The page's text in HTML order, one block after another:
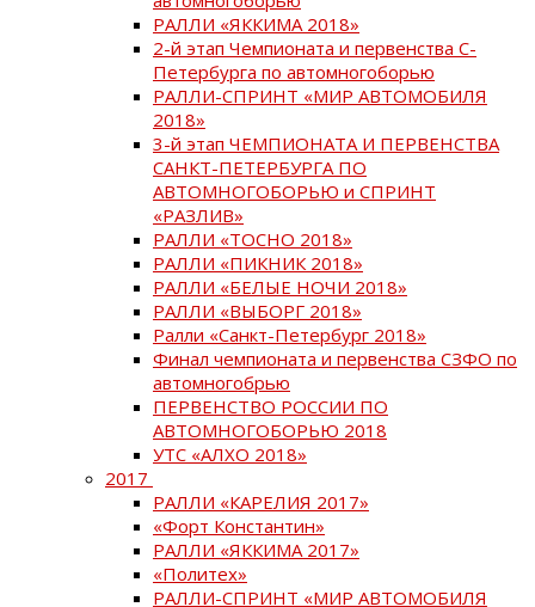
РАЛЛИ «ЯККИМА 2018»
2-й этап Чемпионата и первенства С-
Петербурга по автомногоборью
РАЛЛИ-СПРИНТ «МИР АВТОМОБИЛЯ
2018»
3-й этап ЧЕМПИОНАТА И ПЕРВЕНСТВА
САНКТ-ПЕТЕРБУРГА ПО
АВТОМНОГОБОРЬЮ и СПРИНТ
«РАЗЛИВ»
РАЛЛИ «ТОСНО 2018»
РАЛЛИ «ПИКНИК 2018»
РАЛЛИ «БЕЛЫЕ НОЧИ 2018»
РАЛЛИ «ВЫБОРГ 2018»
Ралли «Санкт-Петербург 2018»
Финал чемпионата и первенства СЗФО по
автомногобрью
ПЕРВЕНСТВО РОССИИ ПО
АВТОМНОГОБОРЬЮ 2018
УТС «АЛХО 2018»
2017
РАЛЛИ «КАРЕЛИЯ 2017»
«Форт Константин»
РАЛЛИ «ЯККИМА 2017»
«Политех»
РАЛЛИ-СПРИНТ «МИР АВТОМОБИЛЯ